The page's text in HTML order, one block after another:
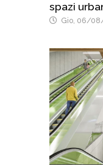
spazi
Gio, 06/